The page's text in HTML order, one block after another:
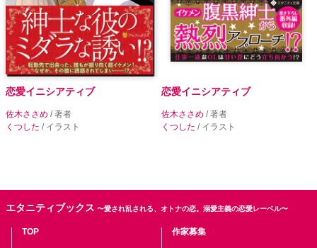
恋愛イニシアティブ
佐木ささめ / 著者
くつした / イラスト
恋愛イニシアティブ
佐木ささめ / 著者
くつした / イラスト
エタニティブックス 〜愛され乱される、オトナの恋。溺愛主義の恋愛レーベル〜
TOP 作家募集